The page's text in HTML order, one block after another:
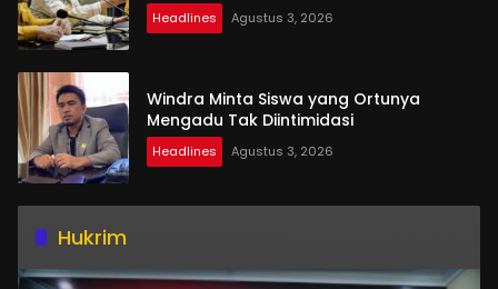
Headlines Agustus 3, 2026
Windra Minta Siswa yang Ortunya
Mengadu Tak Diintimidasi
Headlines Agustus 3, 2026
Hukrim